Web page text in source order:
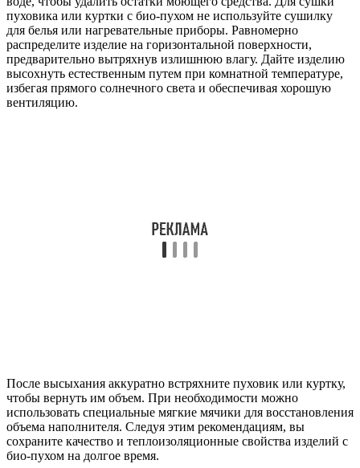
пуховика или куртки с био-пухом не используйте сушилку
для белья или нагревательные приборы. Равномерно
распределите изделие на горизонтальной поверхности,
предварительно вытряхнув излишнюю влагу. Дайте изделию
высохнуть естественным путем при комнатной температуре,
избегая прямого солнечного света и обеспечивая хорошую
вентиляцию.
После высыхания аккуратно встряхните пуховик или куртку,
чтобы вернуть им объем. При необходимости можно
использовать специальные мягкие мячики для восстановления
объема наполнителя. Следуя этим рекомендациям, вы
сохраните качество и теплоизоляционные свойства изделий с
био-пухом на долгое время.